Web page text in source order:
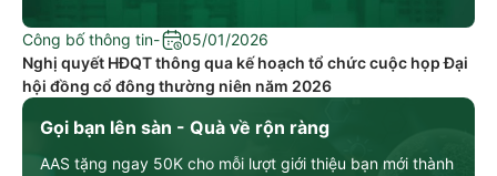
Gọi bạn lên sàn - Quà về rộn ràng
AAS tặng ngay 50K cho mỗi lượt giới thiệu bạn mới thành
Công bố thông tin-
05/01/2026
Nghị quyết HĐQT thông qua kế hoạch tổ chức cuộc họp Đại
hội đồng cổ đông thường niên năm 2026